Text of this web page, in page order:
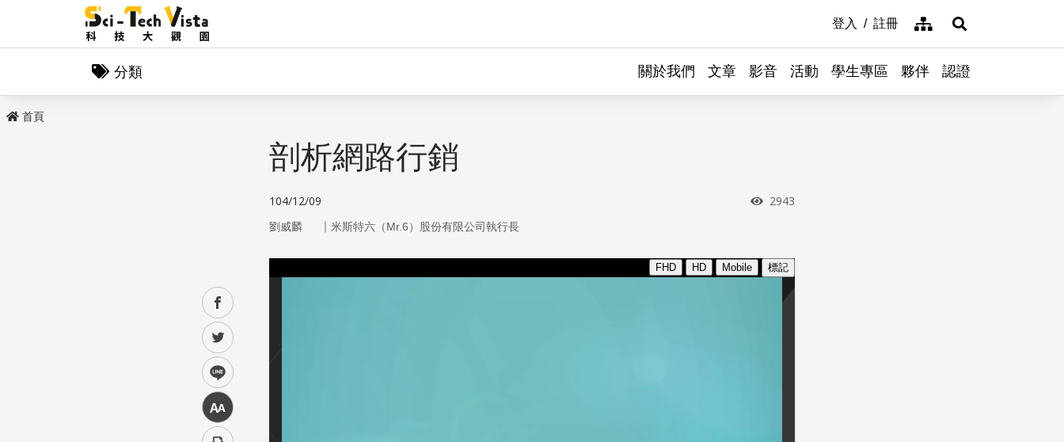
登入 註冊 網站導覽展開搜尋
分類 關於我們 文章 影音 活動 學生專區 夥伴 認證
首頁
facebook
twitter
line
中
剖析網路行銷
104/12/09 瀏覽次數
2943
劉威麟 ｜ 米斯特六（Mr.6）股份有限公司執行長